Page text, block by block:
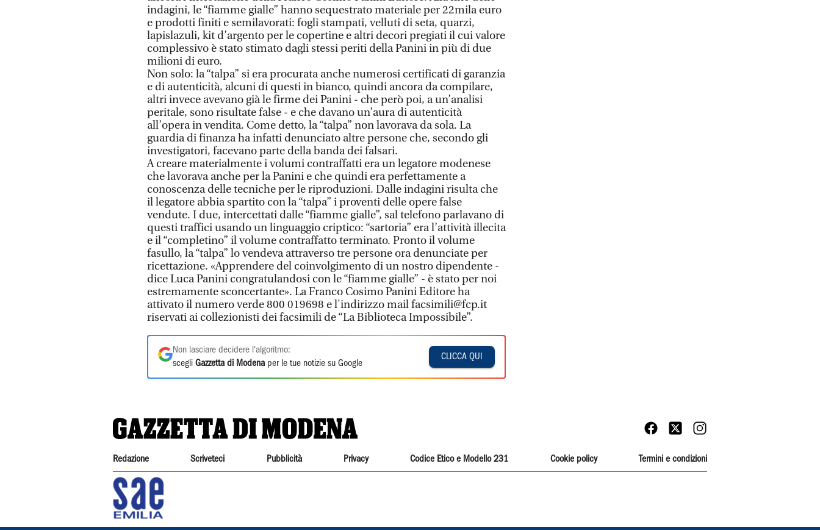
indagini, le “fiamme gialle” hanno sequestrato materiale per 22mila euro
e prodotti finiti e semilavorati: fogli stampati, velluti di seta, quarzi,
lapislazuli, kit d’argento per le copertine e altri decori pregiati il cui valore
complessivo è stato stimato dagli stessi periti della Panini in più di due
milioni di euro.
Non solo: la “talpa” si era procurata anche numerosi certificati di garanzia
e di autenticità, alcuni di questi in bianco, quindi ancora da compilare,
altri invece avevano già le firme dei Panini - che però poi, a un’analisi
peritale, sono risultate false - e che davano un’aura di autenticità
all’opera in vendita. Come detto, la “talpa” non lavorava da sola. La
guardia di finanza ha infatti denunciato altre persone che, secondo gli
investigatori, facevano parte della banda dei falsari.
A creare materialmente i volumi contraffatti era un legatore modenese
che lavorava anche per la Panini e che quindi era perfettamente a
conoscenza delle tecniche per le riproduzioni. Dalle indagini risulta che
il legatore abbia spartito con la “talpa” i proventi delle opere false
vendute. I due, intercettati dalle “fiamme gialle”, sal telefono parlavano di
questi traffici usando un linguaggio criptico: “sartoria” era l’attività illecita
e il “completino” il volume contraffatto terminato. Pronto il volume
fasullo, la “talpa” lo vendeva attraverso tre persone ora denunciate per
ricettazione. «Apprendere del coinvolgimento di un nostro dipendente -
dice Luca Panini congratulandosi con le “fiamme gialle” - è stato per noi
estremamente sconcertante». La Franco Cosimo Panini Editore ha
attivato il numero verde 800 019698 e l'indirizzo mail facsimili@fcp.it
riservati ai collezionisti dei facsimili de “La Biblioteca Impossibile”.
Non lasciare decidere l'algoritmo:
scegli Gazzetta di Modena per le tue notizie su Google
CLICCA QUI
Redazione Scriveteci Pubblicità Privacy Codice Etico e Modello 231 Cookie policy Termini e condizioni